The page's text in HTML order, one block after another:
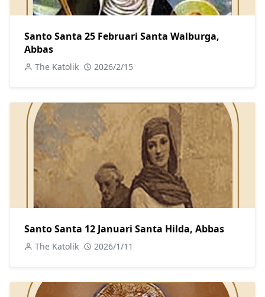
Santo Santa 25 Februari Santa Walburga,
Abbas
The Katolik 2026/2/15
Santo Santa 12 Januari Santa Hilda, Abbas
The Katolik 2026/1/11